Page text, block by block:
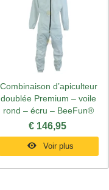
Aperçu rapide
Combinaison d’apiculteur
doublée Premium – voile
rond – écru – BeeFun®
€ 146,95
Voir plus